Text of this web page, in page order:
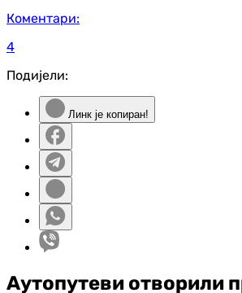
Коментари:
4
Подијели:
Линк је копиран!
Аутопутеви отворили